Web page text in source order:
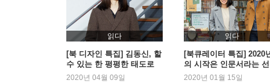
읽다
[북 디자인 특집] 김동신, 할
수 있는 한 평평한 태도로
2020년 04월 09일
읽다
[북큐레이터 특집] 2020
의 시작은 인문서라는
로
2020년 01월 15일